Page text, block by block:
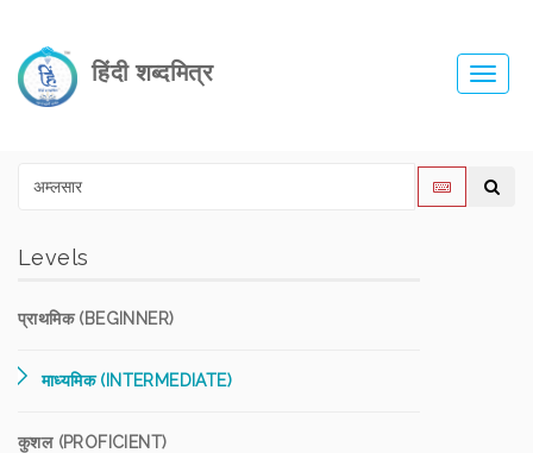
हिंदी शब्दमित्र
Levels
प्राथमिक (BEGINNER)
माध्यमिक (INTERMEDIATE)
कुशल (PROFICIENT)